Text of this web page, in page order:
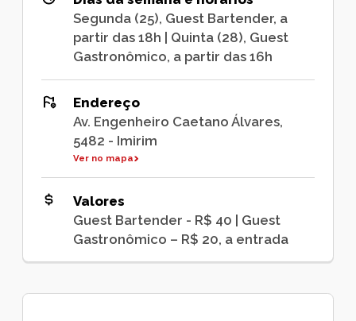
Segunda (25), Guest Bartender, a
partir das 18h | Quinta (28), Guest
Gastronômico, a partir das 16h
Endereço
Av. Engenheiro Caetano Álvares,
5482 - Imirim
Ver no mapa
Valores
Guest Bartender - R$ 40 | Guest
Gastronômico – R$ 20, a entrada